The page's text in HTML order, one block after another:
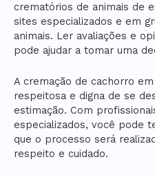
crematórios de animais de
sites especializados e em
animais. Ler avaliações e
pode ajudar a tomar uma
A cremação de cachorro
respeitosa e digna de se
estimação. Com
especializados, você pode
que o processo será
respeito e cuidado.